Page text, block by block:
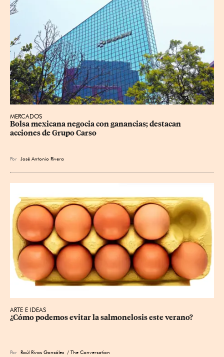
MERCADOS
Bolsa mexicana negocia con ganancias; destacan
acciones de Grupo Carso
Por José Antonio Rivera
ARTE E IDEAS
¿Cómo podemos evitar la salmonelosis este verano?
Por Raúl Rivas González / The Conversation